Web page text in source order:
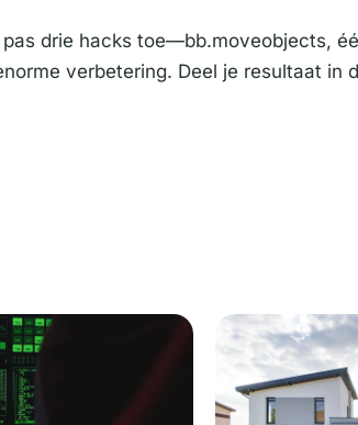
drie hacks toe—bb.moveobjects,
verbetering. Deel je resultaat